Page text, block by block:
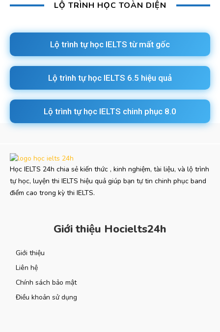
LỘ TRÌNH HỌC TOÀN DIỆN
Lộ trình tự học IELTS từ mất gốc
Lộ trình tự học IELTS 6.5 hiệu quả
Lộ trình tự học IELTS chinh phục 8.0
Học IELTS 24h chia sẻ kiến thức , kinh nghiệm, tài liệu, và lộ trình
tự học, luyện thi IELTS hiệu quả giúp bạn tự tin chinh phục band
điểm cao trong kỳ thi IELTS.
Giới thiệu Hocielts24h
Giới thiệu
Liên hệ
Chính sách bảo mật
Điều khoản sử dụng